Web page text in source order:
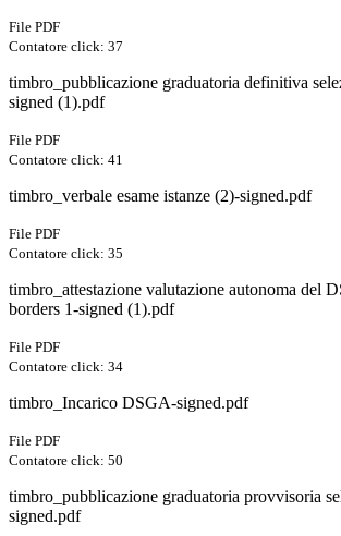
File PDF
Contatore click: 37
timbro_pubblicazione graduatoria definitiva
signed (1).pdf
File PDF
Contatore click: 41
timbro_verbale esame istanze (2)-signed.pdf
File PDF
Contatore click: 35
timbro_attestazione valutazione autonoma del
borders 1-signed (1).pdf
File PDF
Contatore click: 34
timbro_Incarico DSGA-signed.pdf
File PDF
Contatore click: 50
timbro_pubblicazione graduatoria provvisoria
signed.pdf